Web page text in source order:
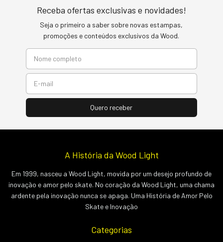
Receba ofertas exclusivas e novidades!
Seja o primeiro a saber sobre novas estampas,
promoções e conteúdos exclusivos da Wood.
A História da Wood Light
Em 1999, nasceu a Wood Light, movida por um desejo profundo de
inovação e amor pelo skate. No coração da Wood Light, uma chama
ardente pela inovação nunca se apaga. Uma História de Amor Pelo
Skate e Inovação
Categorias